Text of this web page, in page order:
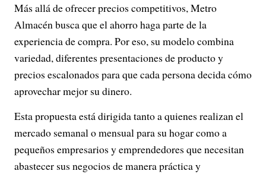
Más allá de ofrecer precios competitivos, Metro
Almacén busca que el ahorro haga parte de la
experiencia de compra. Por eso, su modelo combina
variedad, diferentes presentaciones de producto y
precios escalonados para que cada persona decida cómo
aprovechar mejor su dinero.
Esta propuesta está dirigida tanto a quienes realizan el
mercado semanal o mensual para su hogar como a
pequeños empresarios y emprendedores que necesitan
abastecer sus negocios de manera práctica y